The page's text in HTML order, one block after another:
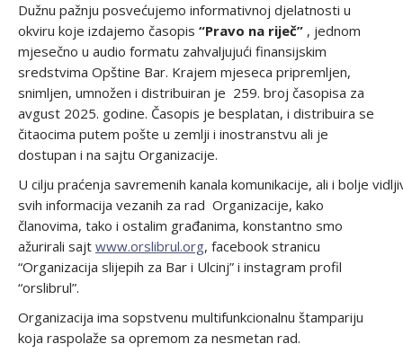
Dužnu pažnju posvećujemo informativnoj djelatnosti u
okviru koje izdajemo časopis “Pravo na riječ” , jednom
mjesečno u audio formatu zahvaljujući finansijskim
sredstvima Opštine Bar. Krajem mjeseca pripremljen,
snimljen, umnožen i distribuiran je 259. broj časopisa za
avgust 2025. godine. Časopis je besplatan, i distribuira se
čitaocima putem pošte u zemlji i inostranstvu ali je
dostupan i na sajtu Organizacije.
U cilju praćenja savremenih kanala komunikacije, ali i bolje
svih informacija vezanih za rad Organizacije, kako
članovima, tako i ostalim građanima, konstantno smo
ažurirali sajt www.orslibrul.org, facebook stranicu
“Organizacija slijepih za Bar i Ulcinj” i instagram profil
“orslibrul”.
Organizacija ima sopstvenu multifunkcionalnu štampariju
koja raspolaže sa opremom za nesmetan rad.